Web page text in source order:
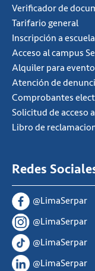
Verificador de
Tarifario general
Inscripción a
Acceso al campus
Alquiler para
Atención de
Comprobantes
Solicitud de acceso
Libro de
Redes
@LimaSerpar
@LimaSerpar
@LimaSerpar
@LimaSerpar